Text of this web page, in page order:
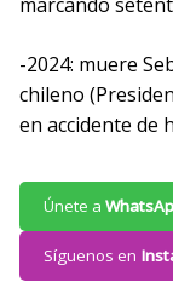
-2024: muere
chileno
en accidente de
Únete a
Síguenos en